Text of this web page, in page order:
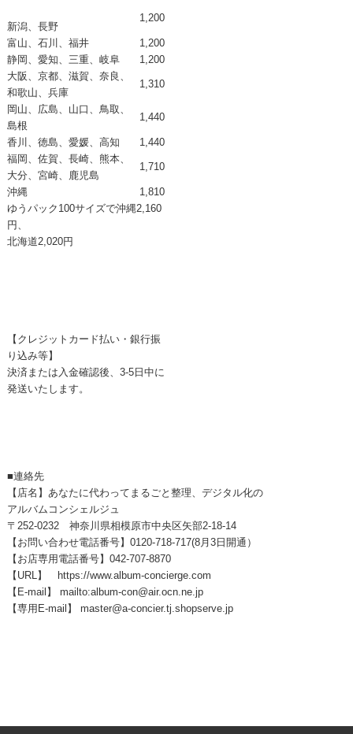
新潟、長野
1,200
富山、石川、福井
1,200
静岡、愛知、三重、岐阜
1,200
大阪、京都、滋賀、奈良、
和歌山、兵庫
1,310
岡山、広島、山口、鳥取、
島根
1,440
香川、徳島、愛媛、高知
1,440
福岡、佐賀、長崎、熊本、
大分、宮崎、鹿児島
1,710
沖縄
1,810
ゆうパック100サイズで沖縄2,160
円、
北海道2,020円
【クレジットカード払い・銀行振
り込み等】
決済または入金確認後、3-5日中に
発送いたします。
■連絡先
【店名】あなたに代わってまるごと整理、デジタル化の
アルバムコンシェルジュ
〒252-0232 神奈川県相模原市中央区矢部2-18-14
【お問い合わせ電話番号】0120-718-717(8月3日開通）
【お店専用電話番号】042-707-8870
【URL】 https://www.album-concierge.com
【E-mail】 mailto:album-con@air.ocn.ne.jp
【専用E-mail】 master@a-concier.tj.shopserve.jp